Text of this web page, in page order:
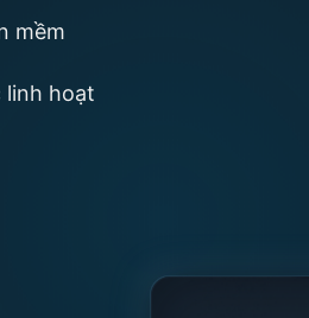
mềm
linh hoạt